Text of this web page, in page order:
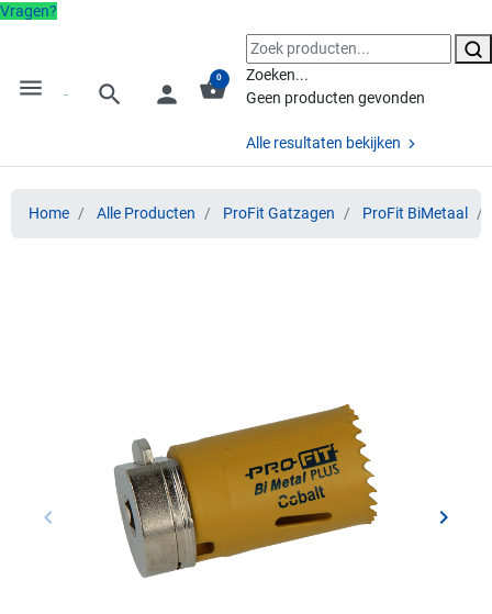
Vragen?
menu search person shopping_basket
0
Zoeken...
Geen producten gevonden
Alle resultaten bekijken
Home Alle Producten ProFit Gatzagen ProFit BiMetaal
Vorige
keyboard_arrow_left keyboard_arrow_right